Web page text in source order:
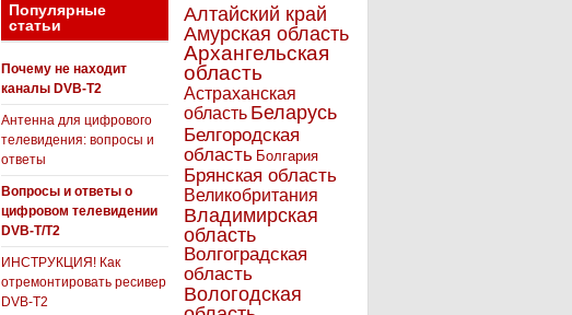
Популярные
статьи
Почему не находит
каналы DVB-T2
Антенна для цифрового
телевидения: вопросы и
ответы
Вопросы и ответы о
цифровом телевидении
DVB-T/T2
ИНСТРУКЦИЯ! Как
отремонтировать ресивер
DVB-T2
Алтайский край
Амурская область
Архангельская
область
Астраханская
область Беларусь
Белгородская
область Болгария
Брянская область
Великобритания
Владимирская
область
Волгоградская
область
Вологодская